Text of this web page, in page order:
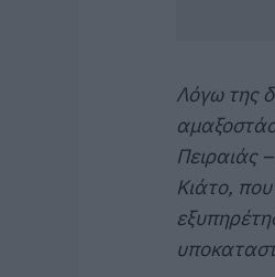
Λόγω της
Πειραιάς
Κιάτο,